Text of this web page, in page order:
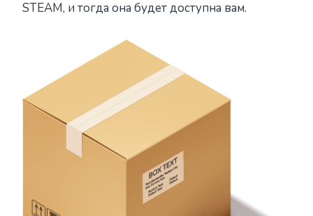
STEAM, и тогда она будет доступна вам.